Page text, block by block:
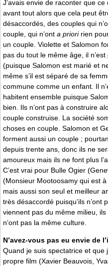
J’avais envie de raconter que
avant tout alors que cela peut
désaccordés, des couples qui
couple, qui n’ont a prioririen
un couple. Violette et Salomon
pas du tout le même âge, il
(puisque Salomon est marié et
même s’il est séparé de sa
commune comme un enfant. Il
habitent ensemble puisque
bien. Ils n’ont pas à construire
couple construise. La société
choses en couple. Salomon et
forment aussi un couple ;
depuis trente ans, donc ils ne
amoureux mais ils ne font plus
C’est vrai pour Bulle Ogier
(Monsieur Mootoosamy qui est
mais aussi son seul et meilleur
très désaccordé puisqu’ils
viennent pas du même milieu,
n’ont pas la même culture.
N’avez-vous pas eu envie de
Quand je suis spectatrice et
propre film (Xavier Beauvois,